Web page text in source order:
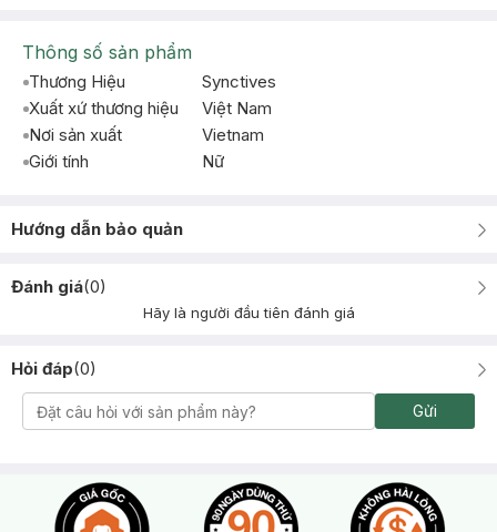
Thông số sản phẩm
Thương Hiệu
Synctives
Xuất xứ thương hiệu
Việt Nam
Nơi sản xuất
Vietnam
Giới tính
Nữ
Hướng dẫn bảo quản
Đánh giá(0)
Hãy là người đầu tiên đánh giá
Hỏi đáp(0)
Gửi